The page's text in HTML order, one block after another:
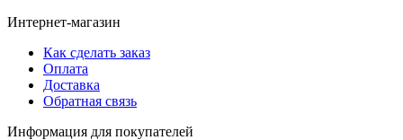
Интернет-магазин
Как сделать заказ
Оплата
Доставка
Обратная связь
Информация для покупателей